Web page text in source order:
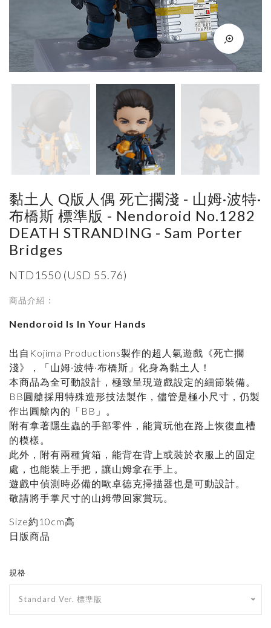
黏土人 Q版人偶 死亡擱淺 - 山姆·波特·
布橋斯 標準版 - Nendoroid No.1282
DEATH STRANDING - Sam Porter
Bridges
NTD1550 (USD 55.76)
商品介紹：
Nendoroid Is In Your Hands
出自Kojima Productions製作的超人氣遊戲《死亡擱
淺》，「山姆·波特·布橋斯」化身為黏土人！
本商品為全可動設計，極致呈現遊戲設定的細節裝備。
BB圓艙採用特殊造形技法製作，儘管是極小尺寸，仍製
作出圓艙內的「BB」。
附有拿著隱生蟲的手部零件，能賞玩他在路上恢復血槽
的模樣。
此外，附有兩種貨箱，能背在背上或裝於衣服上的固定
處，也能裝上手把，讓山姆拿在手上。
遊戲中偵測時必備的歐卓德克掃描器也是可動設計。
敬請將手掌尺寸的山姆帶回家賞玩。
Size約10cm高
日版商品
規格
Standard Ver. 標準版